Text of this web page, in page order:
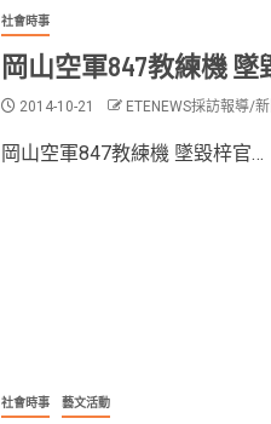
社會時事
岡山空軍847教練機
2014-10-21 ETENEWS採訪報導/
岡山空軍847教練機 墜毀梓官…
社會時事 藝文活動